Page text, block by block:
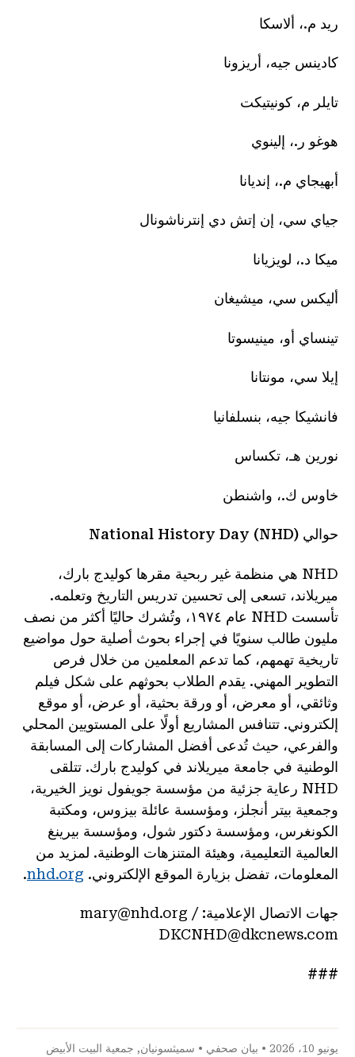
ريد م.، ألاسكا
كادينس جيه، أريزونا
تايلر م، كونيتيكت
هوغو ر.، إلينوي
أبهيجاي م.، إنديانا
جياي سي، إن إتش دي إنترناشونال
ميكا د.، لويزيانا
أليكس سي، ميشيغان
تينساي أو، مينيسوتا
إيلا سي، مونتانا
فانشيكا جيه، بنسلفانيا
نورين هـ، تكساس
خاوس ك.، واشنطن
حوالي National History Day (NHD)
NHD هي منظمة غير ربحية مقرها كوليدج بارك،
ميريلاند، تسعى إلى تحسين تدريس التاريخ وتعلمه.
تأسست NHD عام ١٩٧٤، وتُشرك حاليًا أكثر من نصف
مليون طالب سنويًا في إجراء بحوث أصلية حول مواضيع
تاريخية تهمهم، كما تدعم المعلمين من خلال فرص
التطوير المهني. يقدم الطلاب بحوثهم على شكل فيلم
وثائقي، أو معرض، أو ورقة بحثية، أو عرض، أو موقع
إلكتروني. تتنافس المشاريع أولًا على المستويين المحلي
والفرعي، حيث تُدعى أفضل المشاركات إلى المسابقة
الوطنية في جامعة ميريلاند في كوليدج بارك. تتلقى
NHD رعاية جزئية من مؤسسة جويفول نويز الخيرية،
وجمعية بيتر أنجلز، ومؤسسة عائلة بيزوس، ومكتبة
الكونغرس، ومؤسسة دكتور شول، ومؤسسة بيرينغ
العالمية التعليمية، وهيئة المتنزهات الوطنية. لمزيد من
المعلومات، تفضل بزيارة الموقع الإلكتروني. nhd.org
.
جهات الاتصال الإعلامية: mary@nhd.org /
DKCNHD@dkcnews.com
###
يونيو 10، 2026 • بيان صحفي • سميثسونيان, جمعية البيت الأبيض